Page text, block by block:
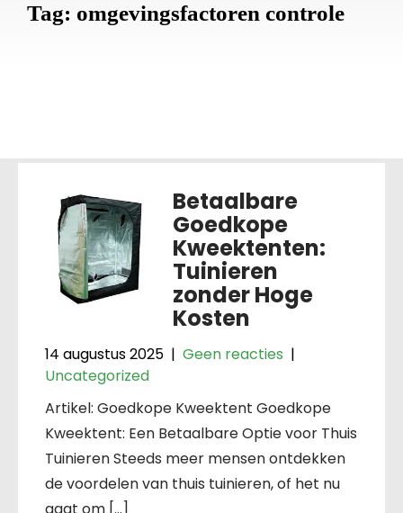
Tag: omgevingsfactoren controle
Betaalbare
Goedkope
Kweektenten:
Tuinieren
zonder Hoge
Kosten
14 augustus 2025 | Geen reacties |
Uncategorized
Artikel: Goedkope Kweektent Goedkope
Kweektent: Een Betaalbare Optie voor Thuis
Tuinieren Steeds meer mensen ontdekken
de voordelen van thuis tuinieren, of het nu